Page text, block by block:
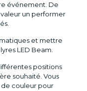
événement. De
un performer
et mettre
LED Beam.
positions
souhaité. Vous
couleur pour